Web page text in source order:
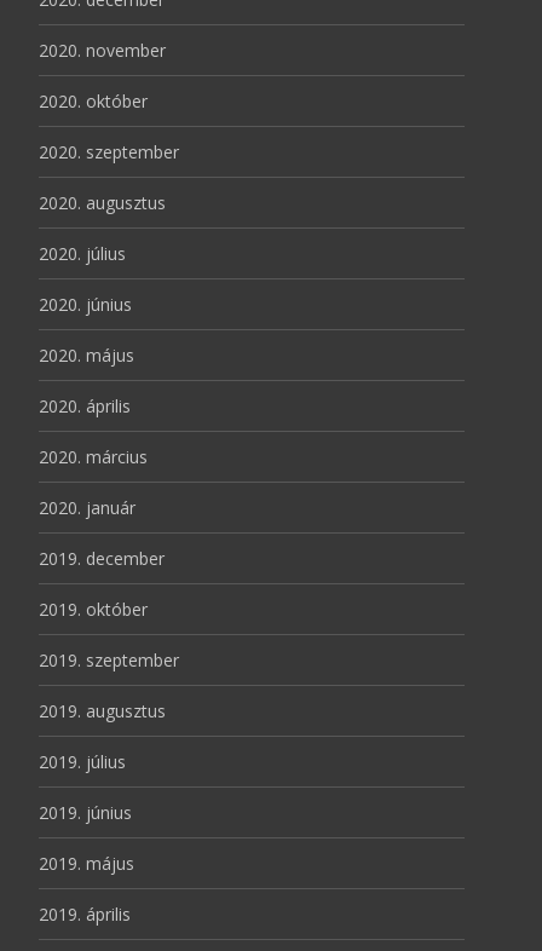
2020. november
2020. október
2020. szeptember
2020. augusztus
2020. július
2020. június
2020. május
2020. április
2020. március
2020. január
2019. december
2019. október
2019. szeptember
2019. augusztus
2019. július
2019. június
2019. május
2019. április